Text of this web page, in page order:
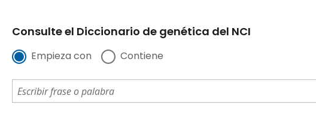
Consulte el Diccionario de genética del NCI
Empieza con Contiene